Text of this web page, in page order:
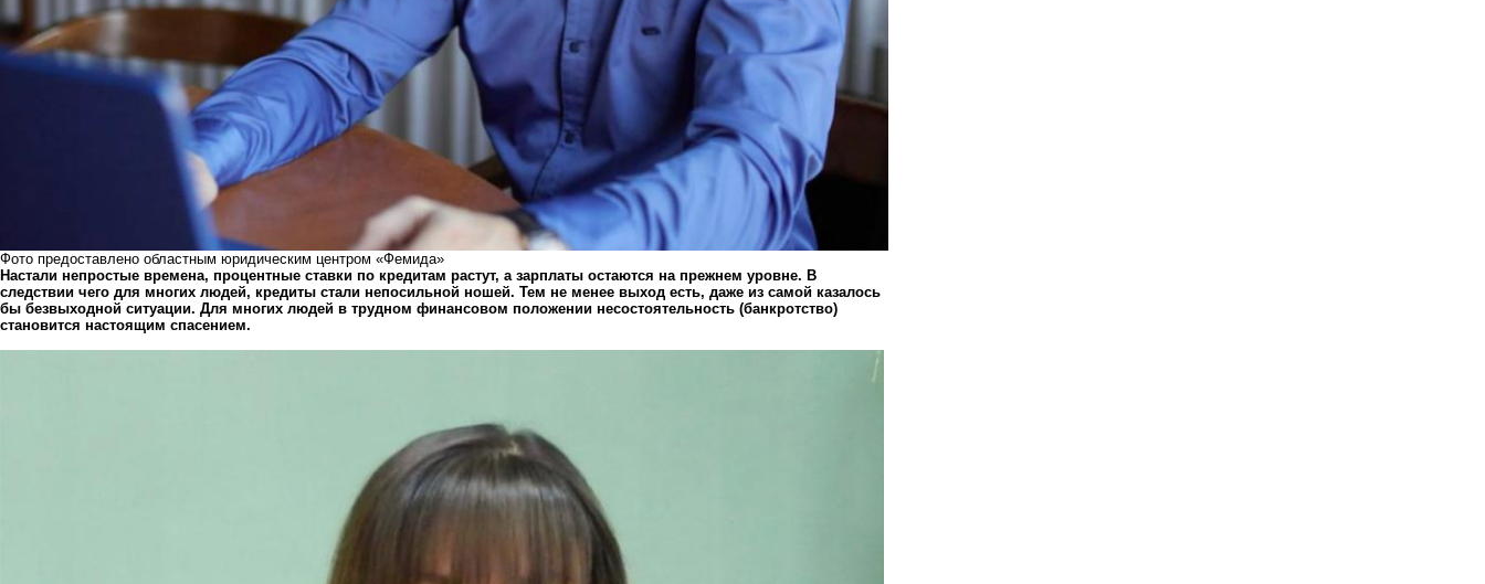
Фото предоставлено областным юридическим центром «Фемида»
Настали непростые времена, процентные ставки по кредитам растут, а зарплаты остаются на прежнем уровне. В
следствии чего для многих людей, кредиты стали непосильной ношей. Тем не менее выход есть, даже из самой казалось
бы безвыходной ситуации. Для многих людей в трудном финансовом положении несостоятельность (банкротство)
становится настоящим спасением.